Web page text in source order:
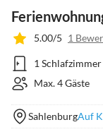
5.00/5 1
1 Schlafzimmer
Max. 4 Gäste
SahlenburgAuf